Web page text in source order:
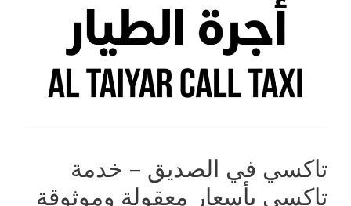
تاكسي في الصديق – خدمة
تاكسي بأسعار معقولة وموثوقة